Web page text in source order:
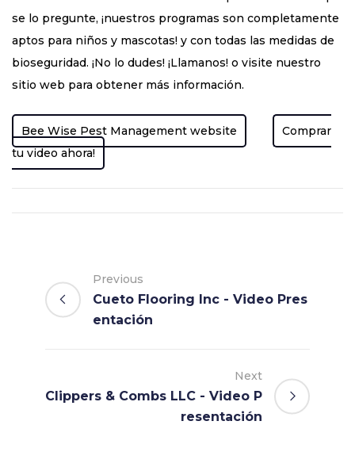
se lo pregunte, ¡nuestros programas son completamente
aptos para niños y mascotas! y con todas las medidas de
bioseguridad. ¡No lo dudes! ¡Llamanos! o visite nuestro
sitio web para obtener más información.
Bee Wise Pest Management website
Comprar
tu video ahora!
Previous
Cueto Flooring Inc - Video Pres
entación
Next
Clippers & Combs LLC - Video P
resentación